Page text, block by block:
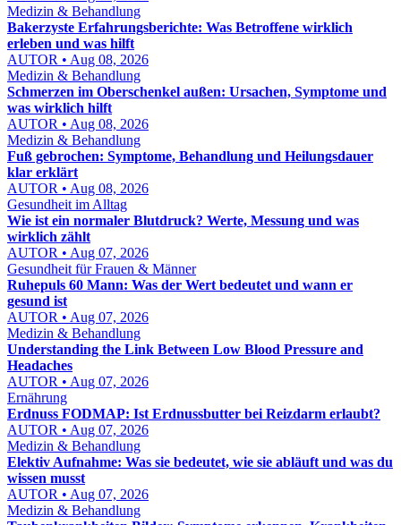
Medizin & Behandlung
Bakerzyste Erfahrungsberichte: Was Betroffene wirklich
erleben und was hilft
AUTOR • Aug 08, 2026
Medizin & Behandlung
Schmerzen im Oberschenkel außen: Ursachen, Symptome und
was wirklich hilft
AUTOR • Aug 08, 2026
Medizin & Behandlung
Fuß gebrochen: Symptome, Behandlung und Heilungsdauer
klar erklärt
AUTOR • Aug 08, 2026
Gesundheit im Alltag
Wie ist ein normaler Blutdruck? Werte, Messung und was
wirklich zählt
AUTOR • Aug 07, 2026
Gesundheit für Frauen & Männer
Ruhepuls 60 Mann: Was der Wert bedeutet und wann er
gesund ist
AUTOR • Aug 07, 2026
Medizin & Behandlung
Understanding the Link Between Low Blood Pressure and
Headaches
AUTOR • Aug 07, 2026
Ernährung
Erdnuss FODMAP: Ist Erdnussbutter bei Reizdarm erlaubt?
AUTOR • Aug 07, 2026
Medizin & Behandlung
Elektiv Aufnahme: Was sie bedeutet, wie sie abläuft und was du
wissen musst
AUTOR • Aug 07, 2026
Medizin & Behandlung